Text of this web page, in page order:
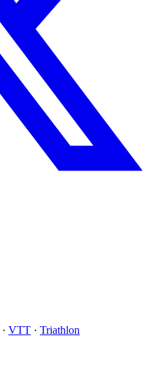
· VTT · Triathlon